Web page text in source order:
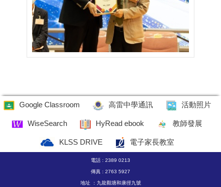
Google Classroom 高雷中學通訊 活動照片
WiseSearch HyRead ebook 教師發展
KLSS DRIVE 電子家長教室
電話 : 2389 0213
傳真 : 2763 5927
地址 ：九龍觀塘和康徑九號